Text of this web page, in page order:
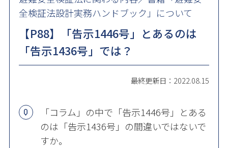
全検証法設計実務ハンドブック」について
【P88】「告示1446号」とあるのは
「告示1436号」では？
最終更新日：2022.08.15
「コラム」の中で「告示1446号」とある
のは「告示1436号」の間違いではないで
すか。